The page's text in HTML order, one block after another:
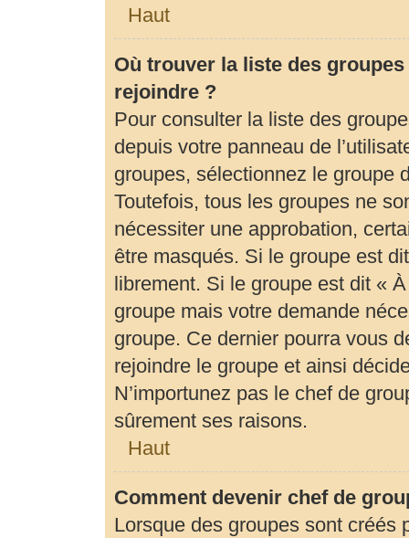
Haut
Où trouver la liste des
rejoindre ?
Pour consulter la liste des
depuis votre panneau de
groupes, sélectionnez le groupe
Toutefois, tous les groupes ne
nécessiter une approbation,
être masqués. Si le groupe est
librement. Si le groupe est dit «
groupe mais votre demande
groupe. Ce dernier pourra vous
rejoindre le groupe et ainsi
N’importunez pas le chef de
sûrement ses raisons.
Haut
Comment devenir chef de
Lorsque des groupes sont créés